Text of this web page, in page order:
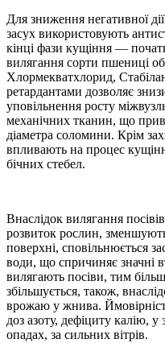
Для зниження негативної
засух використовують
кінці фази кущіння —
вилягання сорти пшениці
Хлормекватхлорид,
ретардантами дозволяє
уповільнення росту
механічних тканин, що
діаметра соломини. Крім
впливають на процес
бічних стебел.
Внаслідок вилягання
розвиток рослин,
поверхні, сповільнюється
води, що спричиняє
вилягають посіви, тим
збільшується, також,
врожаю у жнива.
доз азоту, дефіциту калію,
опадах, за сильних вітрів.